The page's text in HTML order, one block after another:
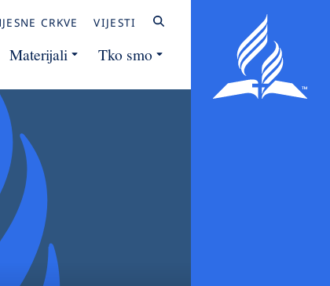
CRKVE VIJESTI
Materijali Tko smo